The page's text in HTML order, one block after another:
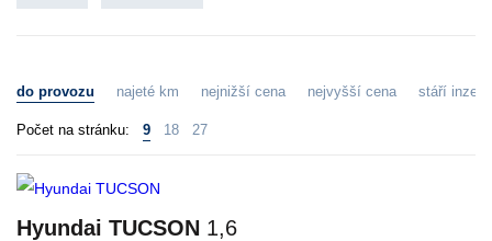
do provozu najeté km nejnižší cena nejvyšší cena stáří
Počet na stránku: 9 18 27
Hyundai TUCSON 1,6